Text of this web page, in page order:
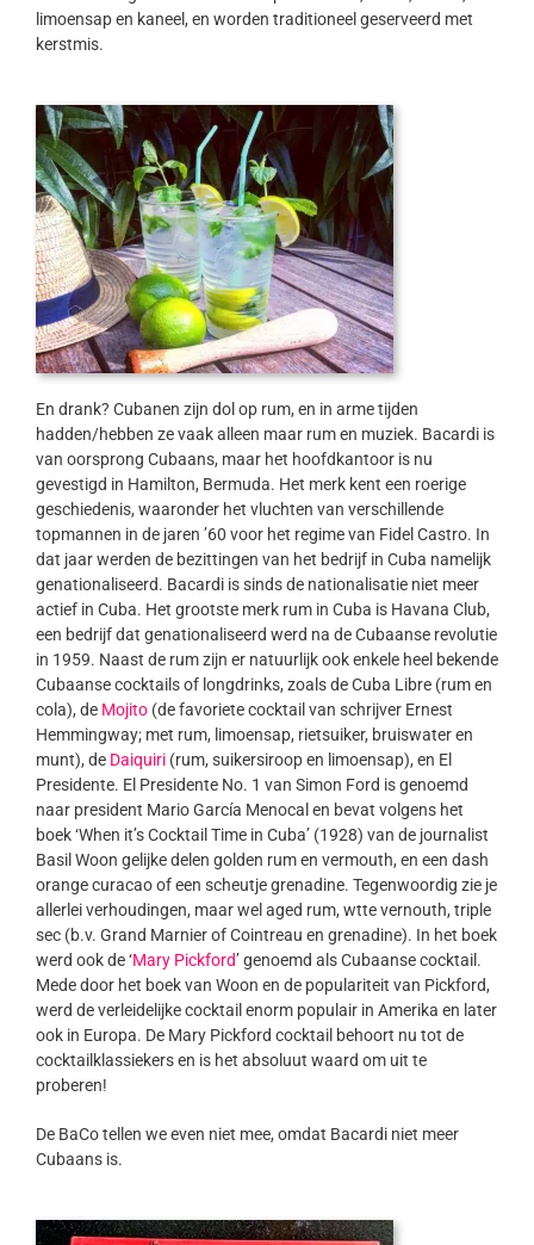
limoensap en kaneel, en worden traditioneel geserveerd met
kerstmis.
En drank? Cubanen zijn dol op rum, en in arme tijden
hadden/hebben ze vaak alleen maar rum en muziek. Bacardi is
van oorsprong Cubaans, maar het hoofdkantoor is nu
gevestigd in Hamilton, Bermuda. Het merk kent een roerige
geschiedenis, waaronder het vluchten van verschillende
topmannen in de jaren ’60 voor het regime van Fidel Castro. In
dat jaar werden de bezittingen van het bedrijf in Cuba namelijk
genationaliseerd. Bacardi is sinds de nationalisatie niet meer
actief in Cuba. Het grootste merk rum in Cuba is Havana Club,
een bedrijf dat genationaliseerd werd na de Cubaanse revolutie
in 1959. Naast de rum zijn er natuurlijk ook enkele heel bekende
Cubaanse cocktails of longdrinks, zoals de Cuba Libre (rum en
cola), de Mojito(de favoriete cocktail van schrijver Ernest
Hemmingway; met rum, limoensap, rietsuiker, bruiswater en
munt), de Daiquiri(rum, suikersiroop en limoensap), en El
Presidente. El Presidente No. 1 van Simon Ford is genoemd
naar president Mario García Menocal en bevat volgens het
boek ‘When it’s Cocktail Time in Cuba’ (1928) van de journalist
Basil Woon gelijke delen golden rum en vermouth, en een dash
orange curacao of een scheutje grenadine. Tegenwoordig zie je
allerlei verhoudingen, maar wel aged rum, wtte vernouth, triple
sec (b.v. Grand Marnier of Cointreau en grenadine). In het boek
werd ook de ‘Mary Pickford’ genoemd als Cubaanse cocktail.
Mede door het boek van Woon en de populariteit van Pickford,
werd de verleidelijke cocktail enorm populair in Amerika en later
ook in Europa. De Mary Pickford cocktail behoort nu tot de
cocktailklassiekers en is het absoluut waard om uit te
proberen!
De BaCo tellen we even niet mee, omdat Bacardi niet meer
Cubaans is.